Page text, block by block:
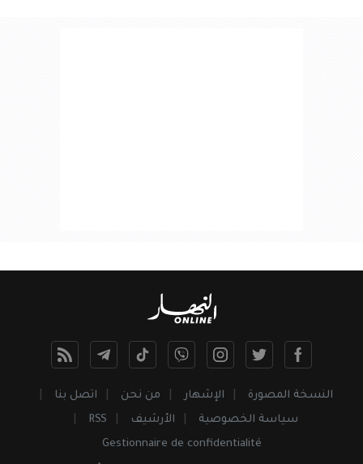
النسخة المصورة الإشهار من نحن
اتصل بنا
سياسة الخصوصية
الأرشيف
RSS
Gestionnaire de confidentialité